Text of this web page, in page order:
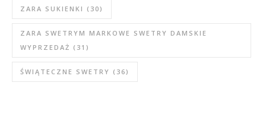
ZARA SUKIENKI (30)
ZARA SWETRYM MARKOWE SWETRY DAMSKIE
WYPRZEDAŻ (31)
ŚWIĄTECZNE SWETRY (36)